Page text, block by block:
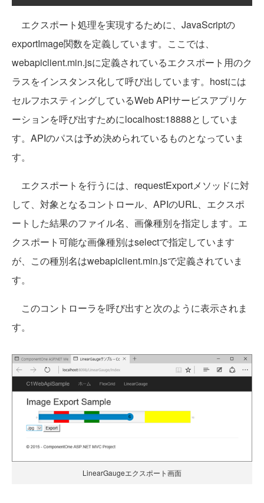
エクスポート処理を実現するために、JavaScriptの
exportImage関数を定義しています。ここでは、
webapiclient.min.jsに定義されているエクスポート用のク
ラスをインスタンス化して呼び出しています。hostには
セルフホスティングしているWeb APIサービスアプリケ
ーションを呼び出すためにlocalhost:18888としていま
す。APIのパスは予め決められているものとなっていま
す。
エクスポートを行うには、requestExportメソッドに対
して、対象となるコントロール、APIのURL、エクスポ
ートした結果のファイル名、画像種別を指定します。エ
クスポート可能な画像種別はselectで指定しています
が、この種別名はwebapiclient.min.jsで定義されていま
す。
このコントローラを呼び出すと次のように表示されま
す。
LinearGaugeエクスポート画面